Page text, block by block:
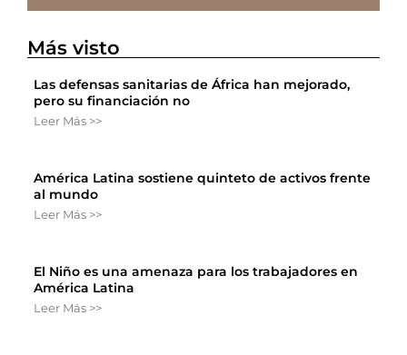
Más visto
Las defensas sanitarias de África han mejorado,
pero su financiación no
Leer Más >>
América Latina sostiene quinteto de activos frente
al mundo
Leer Más >>
El Niño es una amenaza para los trabajadores en
América Latina
Leer Más >>